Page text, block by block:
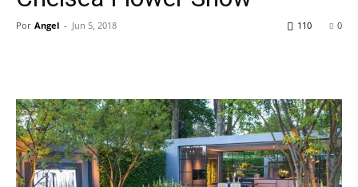
Por Angel - Jun 5, 2018 0
110